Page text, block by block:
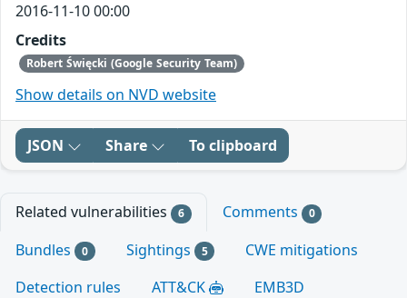
2016-11-10 00:00
Credits
Robert Święcki (Google Security Team)
Show details on NVD website
JSON Share To clipboard
Related vulnerabilities 6 Comments 0
Bundles 0 Sightings 5
CWE mitigations
Detection rules
ATT&CK EMB3D